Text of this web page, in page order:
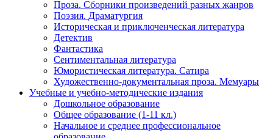
Проза. Сборники произведений разных жанров
Поэзия. Драматургия
Историческая и приключенческая литература
Детектив
Фантастика
Сентиментальная литература
Юмористическая литература. Сатира
Художественно-документальная проза. Мемуары
Учебные и учебно-методические издания
Дошкольное образование
Общее образование (1-11 кл.)
Начальное и среднее профессиональное